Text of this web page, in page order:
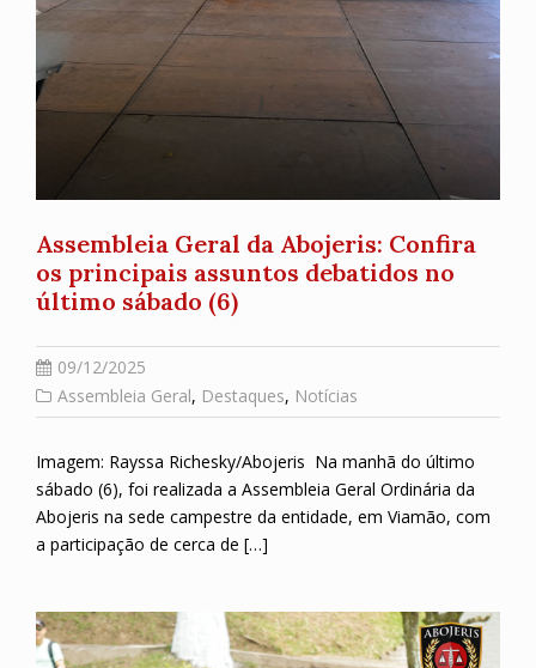
Assembleia Geral da Abojeris: Confira
os principais assuntos debatidos no
último sábado (6)
09/12/2025
Assembleia Geral, Destaques, Notícias
Imagem: Rayssa Richesky/Abojeris Na manhã do último
sábado (6), foi realizada a Assembleia Geral Ordinária da
Abojeris na sede campestre da entidade, em Viamão, com
a participação de cerca de […]